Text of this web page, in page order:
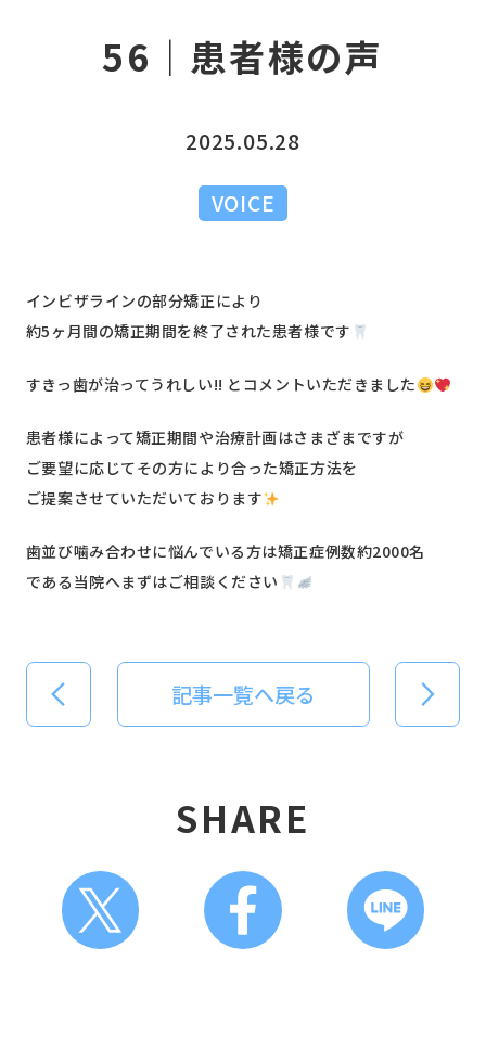
56｜患者様の声
2025.05.28
VOICE
インビザラインの部分矯正により
約5ヶ月間の矯正期間を終了された患者様です
すきっ歯が治ってうれしい!! とコメントいただきました
患者様によって矯正期間や治療計画はさまざまですが
ご要望に応じてその方により合った矯正方法を
ご提案させていただいております
歯並び噛み合わせに悩んでいる方は矯正症例数約2000名
である当院へまずはご相談ください
記事一覧へ戻る
SHARE